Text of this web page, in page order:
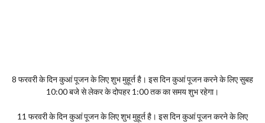
8 फरवरी के दिन कुआं पूजन के लिए शुभ मुहूर्त है। इस दिन कुआं पूजन करने के लिए सुबह
10:00 बजे से लेकर के दोपहर 1:00 तक का समय शुभ रहेगा।
11 फरवरी के दिन कुआं पूजन के लिए शुभ मुहूर्त है। इस दिन कुआं पूजन करने के लिए